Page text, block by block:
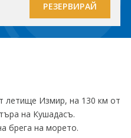
РЕЗЕРВИРАЙ
летище Измир, на 130 км от
на Кушадасъ.
брега на морето.